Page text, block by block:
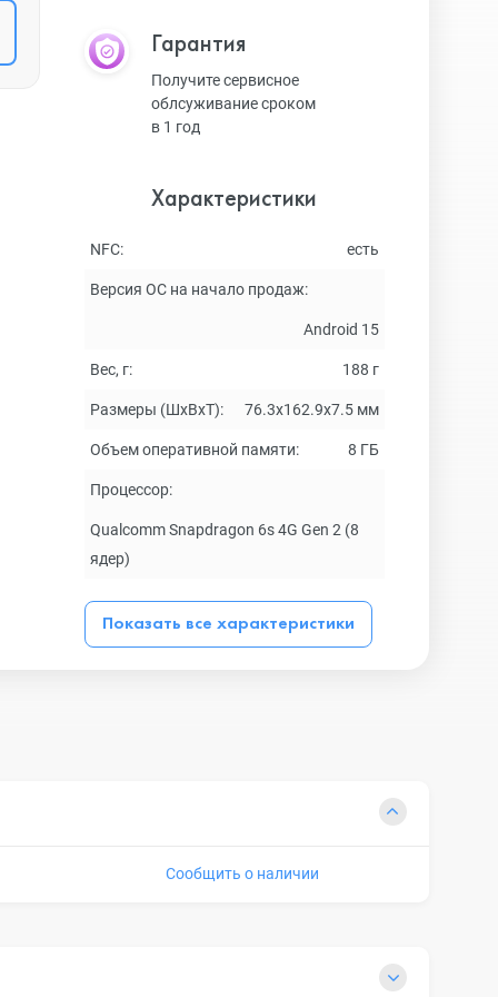
Гарантия
Получите сервисное
облсуживание сроком
в 1 год
Характеристики
NFC: есть
Версия ОС на начало продаж:
Android 15
Вес, г: 188 г
Размеры (ШxВxТ): 76.3х162.9х7.5 мм
Объем оперативной памяти: 8 ГБ
Процессор:
Qualcomm Snapdragon 6s 4G Gen 2 (8
ядер)
Показать все характеристики
Сообщить о наличии